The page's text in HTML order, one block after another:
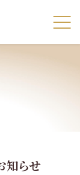
知らせ